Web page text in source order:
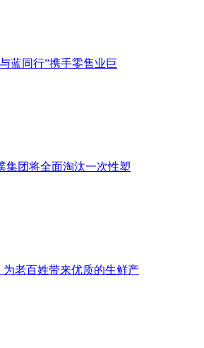
蓝同行”携手零售业巨
集团将全面淘汰一次性塑
老百姓带来优质的生鲜产